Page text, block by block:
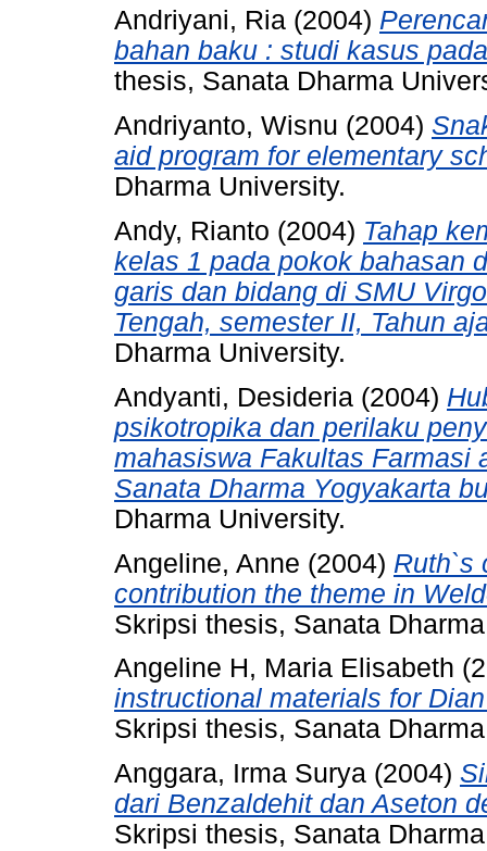
Andriyani, Ria (2004)
bahan baku : studi kasus
thesis, Sanata Dharma
Andriyanto, Wisnu (2004)
aid program for elementary
Dharma University.
Andy, Rianto (2004) Tahap
kelas 1 pada pokok bahasan
garis dan bidang di SMU
Tengah, semester II, Tahun
Dharma University.
Andyanti, Desideria (2004)
psikotropika dan perilaku
mahasiswa Fakultas Farmasi
Sanata Dharma Yogyakarta
Dharma University.
Angeline, Anne (2004) Ruth`s
contribution the theme in
Skripsi thesis, Sanata
Angeline H, Maria Elisabeth
instructional materials for
Skripsi thesis, Sanata
Anggara, Irma Surya (2004)
dari Benzaldehit dan Aseton
Skripsi thesis, Sanata